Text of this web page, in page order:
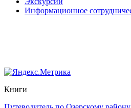
Информационное
Книги